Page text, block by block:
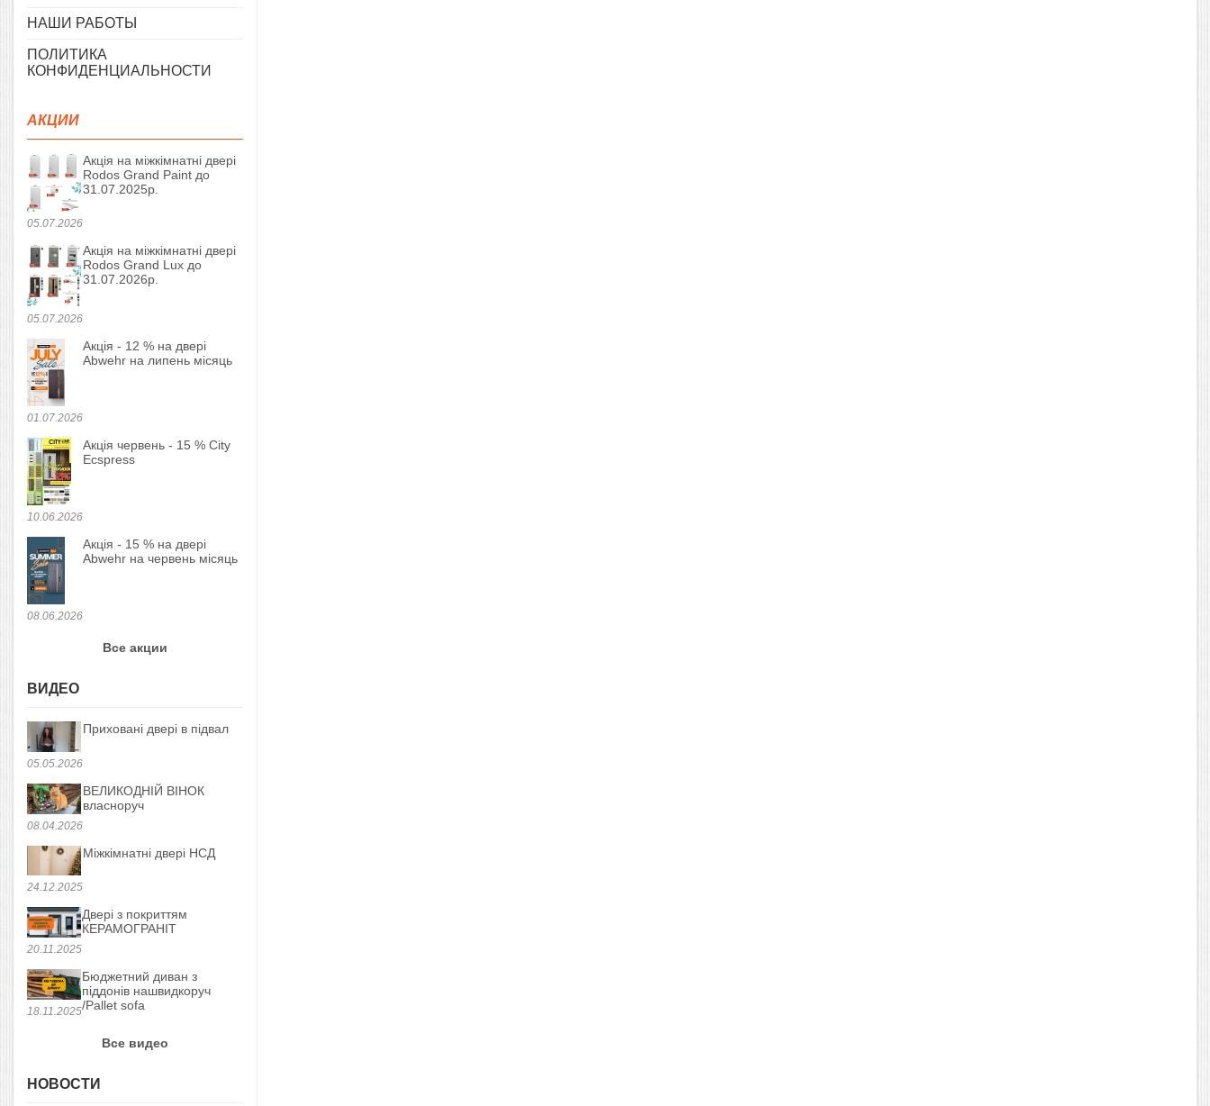
НАШИ РАБОТЫ
ПОЛИТИКА
КОНФИДЕНЦИАЛЬНОСТИ
АКЦИИ
05.07.2026
Акція на міжкімнатні двері
Rodos Grand Paint до
31.07.2025р.
05.07.2026
Акція на міжкімнатні двері
Rodos Grand Lux до
31.07.2026р.
01.07.2026
Акція - 12 % на двері
Abwehr на липень місяць
10.06.2026
Акція червень - 15 % City
Ecspress
08.06.2026
Акція - 15 % на двері
Abwehr на червень місяць
Все акции
ВИДЕО
05.05.2026
Приховані двері в підвал
08.04.2026
ВЕЛИКОДНІЙ ВІНОК
власноруч
24.12.2025
Міжкімнатні двері НСД
20.11.2025
Двері з покриттям
КЕРАМОГРАНІТ
18.11.2025
Бюджетний диван з
піддонів нашвидкоруч
/Pallet sofa
Все видео
НОВОСТИ